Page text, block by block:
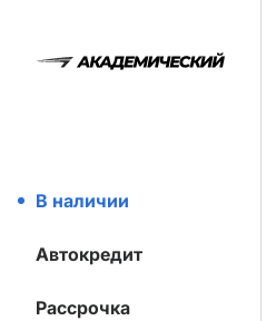
В наличии
Автокредит
Рассрочка